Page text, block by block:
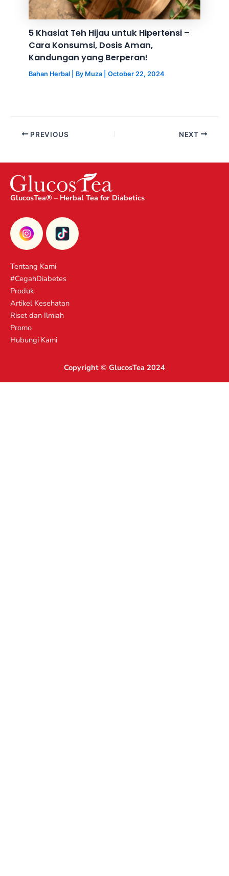
5 Khasiat Teh Hijau untuk Hipertensi –
Cara Konsumsi, Dosis Aman,
Kandungan yang Berperan!
Bahan Herbal | By Muza |October 22, 2024
PREVIOUS NEXT
GlucosTea® – Herbal Tea for Diabetics
Tentang Kami
#CegahDiabetes
Produk
Artikel Kesehatan
Riset dan Ilmiah
Promo
Hubungi Kami
Copyright © GlucosTea 2024